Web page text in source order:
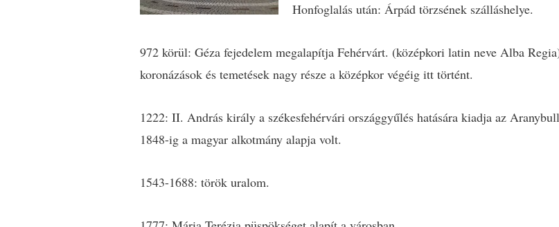
Honfoglalás után: Árpád törzsének szálláshelye.
972 körül: Géza fejedelem megalapítja Fehérvárt. (középkori latin neve Alba
koronázások és temetések nagy része a középkor végéig itt történt.
1222: II. András király a székesfehérvári országgyűlés hatására kiadja az
1848-ig a magyar alkotmány alapja volt.
1543-1688: török uralom.